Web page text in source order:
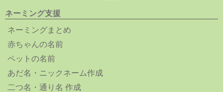
ネーミング支援
ネーミングまとめ
赤ちゃんの名前
ペットの名前
あだ名・ニックネーム作成
二つ名・通り名 作成